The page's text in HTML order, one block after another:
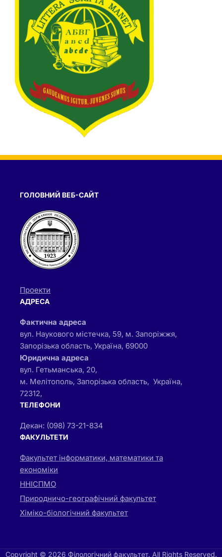
ГОЛОВНИЙ ВЕБ-САЙТ
Проекти
АДРЕСА
Фактична адреса
вул. Наукового містечка, 59, м. Запоріжжя,
Запорізька область, Україна, 69000
Юридична адреса
вул. Гетьманська, 20,
м. Мелітополь, Запорізька область, Україна,
72312,
ТЕЛЕФОНИ
Декан: (098) 73-21-834
ФАКУЛЬТЕТИ
Факультет інформатики, математики та
економіки
ННІСПМО
Природничо-географічний факультет
Хіміко-біологічний факультет
Copyright © 2026 Філологічний факультет. All Rights Reserved.